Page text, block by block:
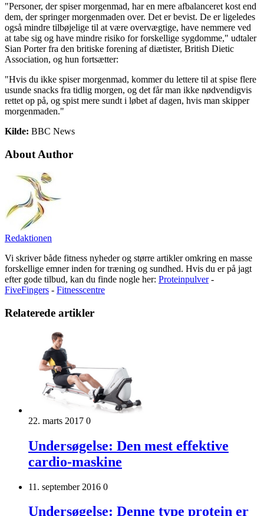
"Personer, der spiser morgenmad, har en mere afbalanceret kost end
dem, der springer morgenmaden over. Det er bevist. De er ligeledes
også mindre tilbøjelige til at være overvægtige, have nemmere ved
at tabe sig og have mindre risiko for forskellige sygdomme," udtaler
Sian Porter fra den britiske forening af diætister, British Dietic
Association, og hun fortsætter:
"Hvis du ikke spiser morgenmad, kommer du lettere til at spise flere
usunde snacks fra tidlig morgen, og det får man ikke nødvendigvis
rettet op på, og spist mere sundt i løbet af dagen, hvis man skipper
morgenmaden."
Kilde: BBC News
About Author
Redaktionen
Vi skriver både fitness nyheder og større artikler omkring en masse
forskellige emner inden for træning og sundhed. Hvis du er på jagt
efter gode tilbud, kan du finde nogle her: Proteinpulver-
FiveFingers - Fitnesscentre
Relaterede artikler
22. marts 2017 0
Undersøgelse: Den mest effektive
cardio-maskine
11. september 2016 0
Undersøgelse: Denne type protein er